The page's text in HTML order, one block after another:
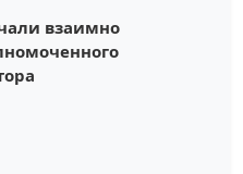
взаимно